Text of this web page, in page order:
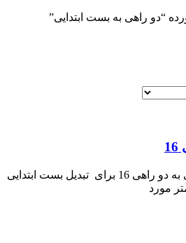
“دو راهی به بست ابتدایی”
size 2ways×16 بست ابتدایی به دو راهی 16 برای تبدیل بست ابتدایی